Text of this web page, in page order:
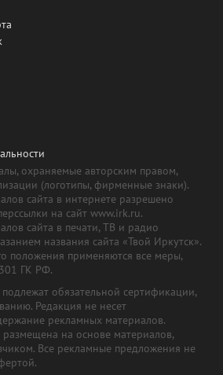
охраняемые авторским правом,
(логотипы, фирменные знаки).
сайта в интернете разрешено
на сайт www.irk.ru.
сайта в печати, ТВ и радио
названия сайта «Твой Иркутск».
положения применяются все меры,
ГК РФ.
обязательной сертификации,
Редакция не несет
рекламных материалов.
размещена на основе материалов,
Все рекламные предложения не